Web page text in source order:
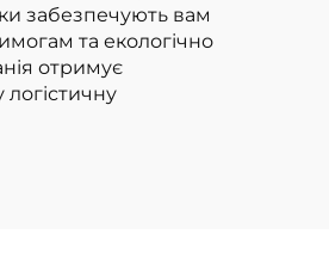
забезпечують вам
та екологічно
отримує